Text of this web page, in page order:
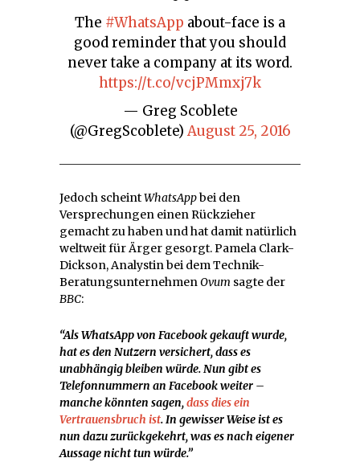
The #WhatsApp about-face is a
good reminder that you should
never take a company at its word.
https://t.co/vcjPMmxj7k
— Greg Scoblete
(@GregScoblete) August 25, 2016
Jedoch scheintWhatsAppbei den
Versprechungen einen Rückzieher
gemacht zu haben und hat damit natürlich
weltweit für Ärger gesorgt. Pamela Clark-
Dickson, Analystin bei dem Technik-
BeratungsunternehmenOvum sagte der
BBC:
“Als WhatsApp von Facebook gekauft wurde,
hat es den Nutzern versichert, dass es
unabhängig bleiben würde. Nun gibt es
Telefonnummern an Facebook weiter –
manche könnten sagen,dass dies ein
Vertrauensbruch ist. In gewisser Weise ist es
nun dazu zurückgekehrt, was es nach eigener
Aussage nicht tun würde.”